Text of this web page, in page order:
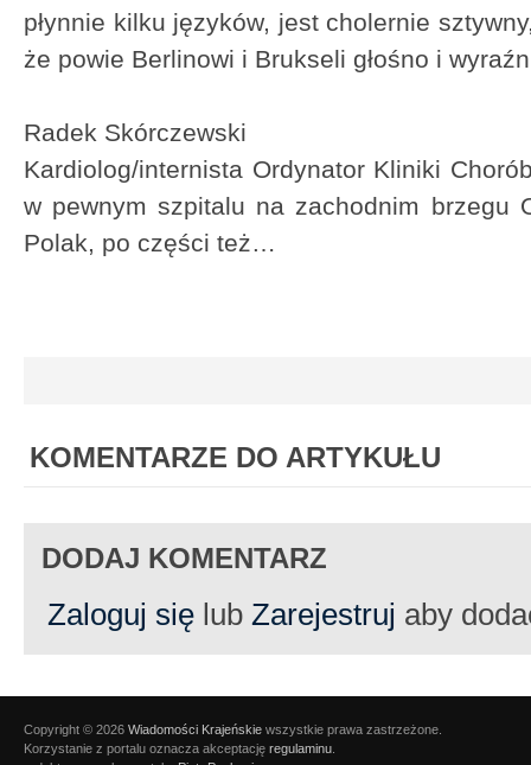
płynnie kilku języków, jest cholernie
że powie Berlinowi i Brukseli głośno i
Radek Skórczewski
Kardiolog/internista Ordynator Kliniki
w pewnym szpitalu na zachodnim brzegu
Polak, po części też…
KOMENTARZE DO ARTYKUŁU
DODAJ KOMENTARZ
Zaloguj się lub Zarejestruj aby
Copyright © 2026 Wiadomości Krajeńskie wszystkie prawa zastrzeżone.
Korzystanie z portalu oznacza akceptację regulaminu